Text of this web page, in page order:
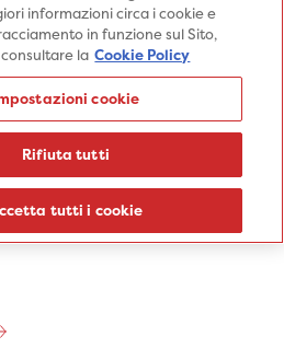
Informazioni
Prenota una visita
Prenota una visita
informazioni circa i cookie e
in funzione sul Sito,
la Cookie Policy
cookie
Rifiuta tutti
tutti i cookie